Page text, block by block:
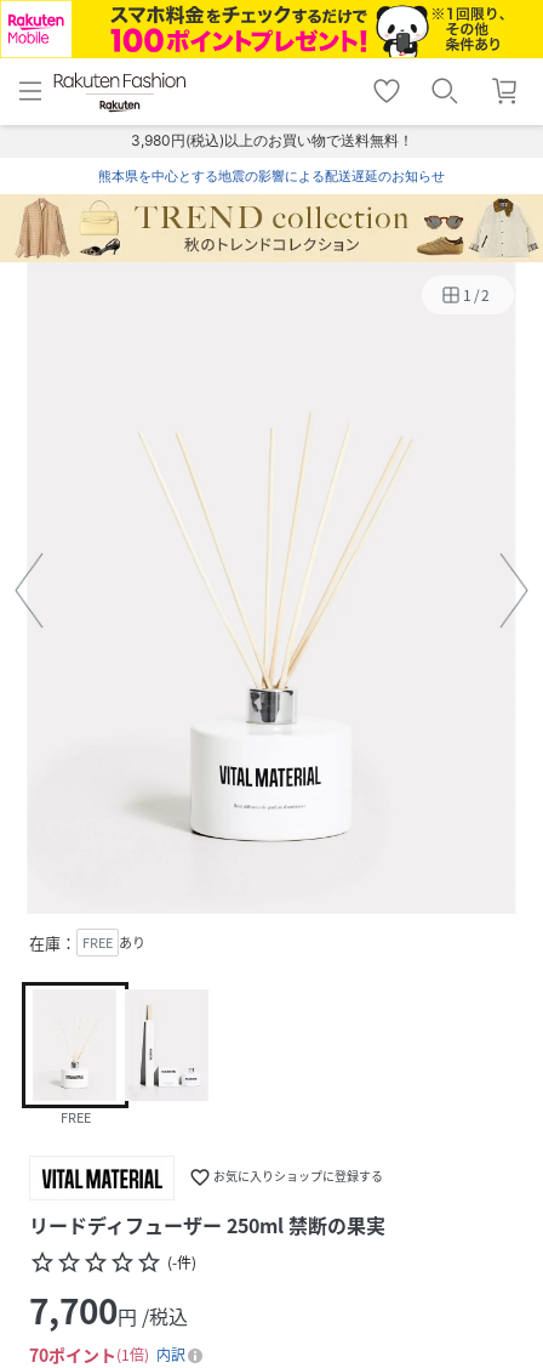
menu home
トップ
shopping_cart lock_outline
ログイン
3,980円(税込)以上のお買い物で送料無料！
熊本県を中心とする地震の影響による配送遅延のお知らせ
1 /2
在庫： FREE あり
FREE
favorite_border お気に入りショップに登録する
リードディフューザー 250ml 禁断の果実
star_borderstar_borderstar_borderstar_borderstar_border (-件)
7,700円 /税込
70ポイント 1倍
内訳